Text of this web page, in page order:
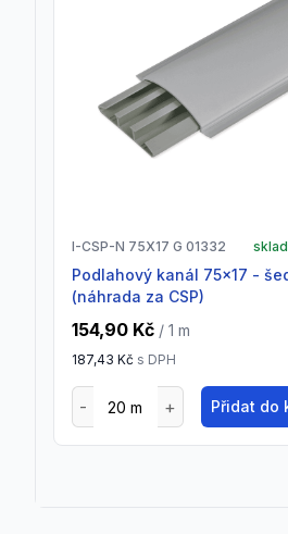
I-CSP-N 75X17 G 01332
Podlahový kanál 75x17 - šedá
(náhrada za CSP)
154,90 Kč / 1 m
187,43 Kč s DPH
Přidat do